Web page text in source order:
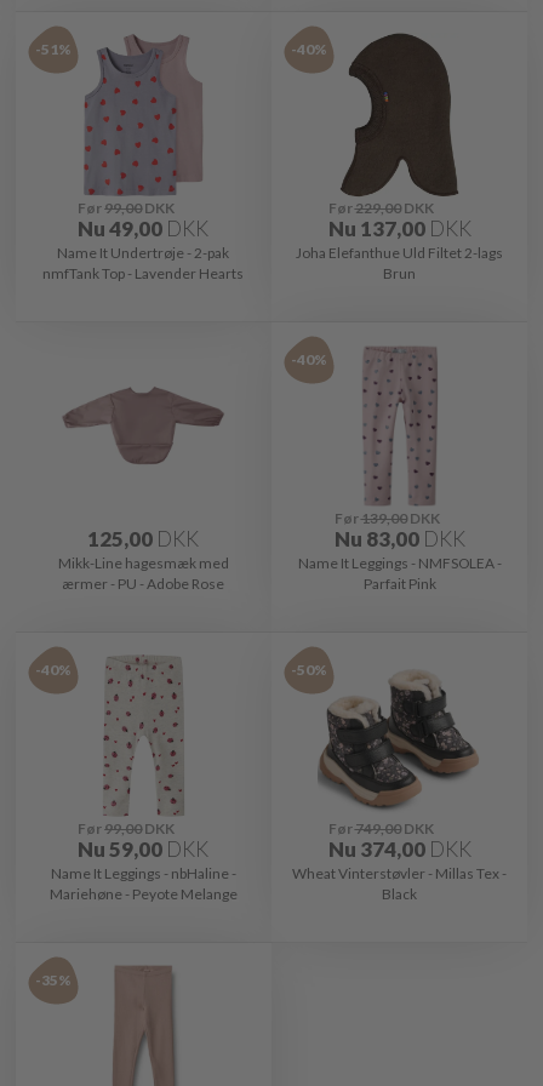
-51%
Før99,00DKK
Nu49,00 DKK
Name It Undertrøje - 2-pak
nmfTank Top - Lavender Hearts
-40%
Før229,00DKK
Nu 137,00 DKK
Joha Elefanthue Uld Filtet 2-lags
Brun
125,00 DKK
Mikk-Line hagesmæk med
ærmer - PU - Adobe Rose
-40%
Før139,00DKK
Nu 83,00 DKK
Name It Leggings - NMFSOLEA -
Parfait Pink
-40%
Før99,00DKK
Nu59,00 DKK
Name It Leggings - nbHaline -
Mariehøne - Peyote Melange
-50%
Før749,00DKK
Nu 374,00 DKK
Wheat Vinterstøvler - Millas Tex -
Black
-35%